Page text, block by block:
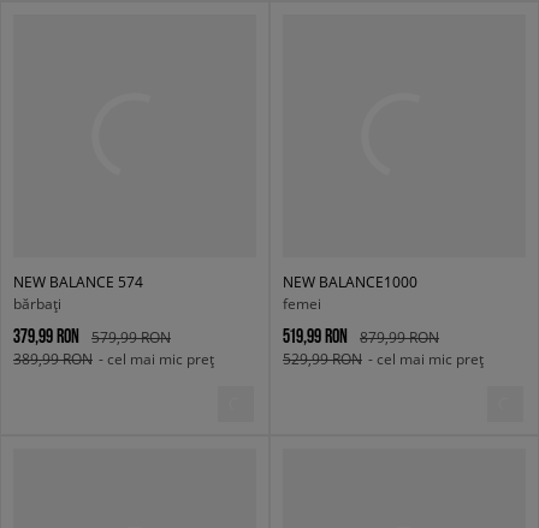
NEW BALANCE 574
bărbați
379,99 RON
579,99 RON
389,99 RON - cel mai mic preț
NEW BALANCE1000
femei
519,99 RON
879,99 RON
529,99 RON - cel mai mic preț